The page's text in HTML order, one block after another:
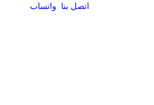
اتصل بنا واتساب